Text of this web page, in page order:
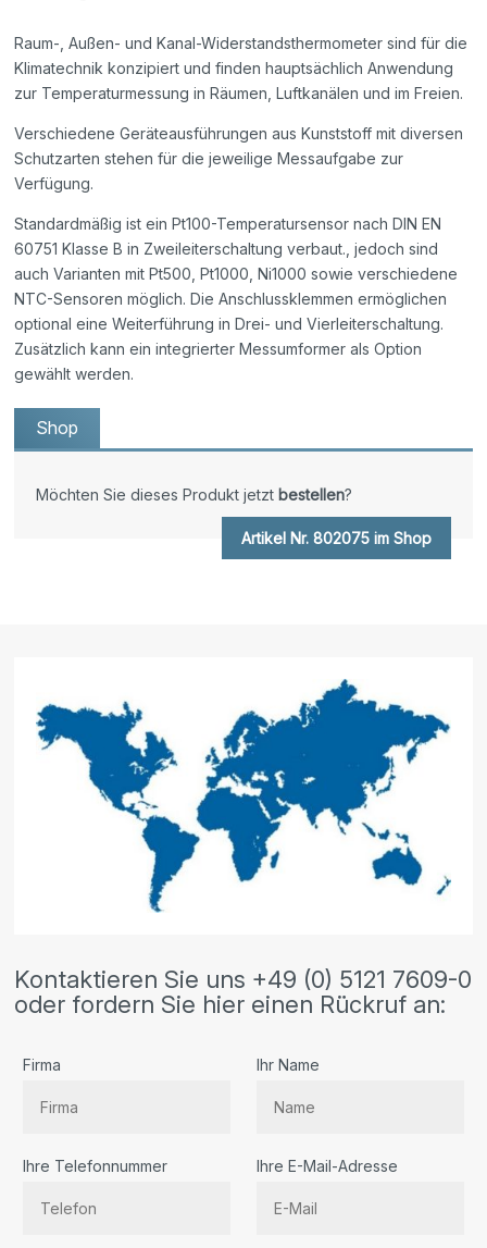
Raum-, Außen- und Kanal-Widerstandsthermometer sind für die
Klimatechnik konzipiert und finden hauptsächlich Anwendung
zur Temperaturmessung in Räumen, Luftkanälen und im Freien.
Verschiedene Geräteausführungen aus Kunststoff mit diversen
Schutzarten stehen für die jeweilige Messaufgabe zur
Verfügung.
Standardmäßig ist ein Pt100-Temperatursensor nach DIN EN
60751 Klasse B in Zweileiterschaltung verbaut., jedoch sind
auch Varianten mit Pt500, Pt1000, Ni1000 sowie verschiedene
NTC-Sensoren möglich. Die Anschlussklemmen ermöglichen
optional eine Weiterführung in Drei- und Vierleiterschaltung.
Zusätzlich kann ein integrierter Messumformer als Option
gewählt werden.
Shop
Möchten Sie dieses Produkt jetzt bestellen?
Artikel Nr. 802075 im Shop
Kontaktieren Sie uns +49 (0) 5121 7609-0
oder fordern Sie hier einen Rückruf an:
Firma Ihr Name
Ihre Telefonnummer Ihre E-Mail-Adresse